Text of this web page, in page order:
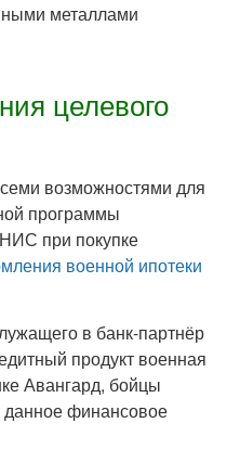
металлами
целевого
возможностями для
программы
при покупке
военной ипотеки
в банк-партнёр
продукт военная
Авангард, бойцы
данное финансовое